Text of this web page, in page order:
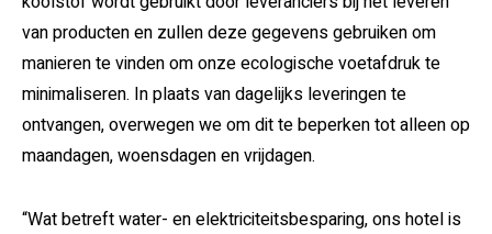
van producten en zullen deze gegevens gebruiken om
manieren te vinden om onze ecologische voetafdruk te
minimaliseren. In plaats van dagelijks leveringen te
ontvangen, overwegen we om dit te beperken tot alleen op
maandagen, woensdagen en vrijdagen.
“Wat betreft water- en elektriciteitsbesparing, ons hotel is